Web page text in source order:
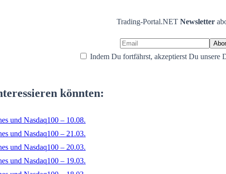
Trading-Portal.NET Newsletter
Indem Du fortfährst, akzeptierst Du unsere
könnten:
und Nasdaq100 – 10.08.
und Nasdaq100 – 21.03.
und Nasdaq100 – 20.03.
und Nasdaq100 – 19.03.